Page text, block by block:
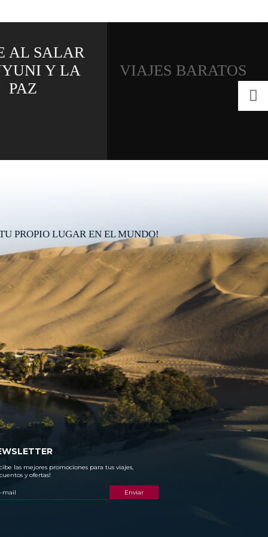
BARATOS
ISLA MARGARITA
TODO INCLUIDO
PROPIO LUGAR EN EL MUNDO!
las mejores promociones para tus viajes,
y ofertas!